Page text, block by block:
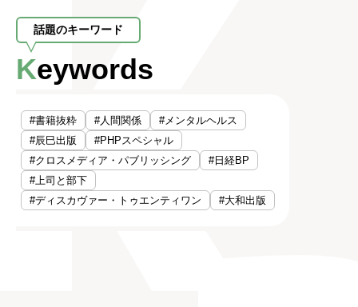
話題のキーワード
Keywords
#書籍抜粋 #人間関係
#メンタルヘルス
#辰巳出版
#PHPスペシャル
#クロスメディア・パブリッシング
#日経BP
#上司と部下
#ディスカヴァー・トゥエンティワン
#大和出版